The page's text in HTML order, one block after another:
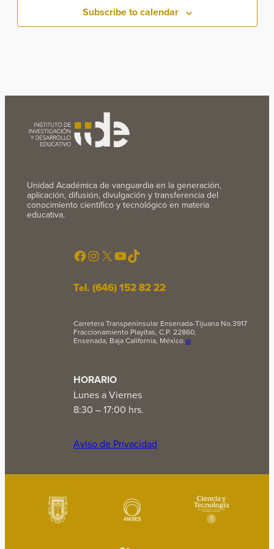
Subscribe to calendar
Unidad Académica de vanguardia en la generación,
aplicación, difusión, divulgación y transferencia del
conocimiento científico y tecnológico en materia
educativa.
Facebook Instagram X YouTube TikTok
Tel. (646) 152 82 22
Carretera Transpeninsular Ensenada-Tijuana No.3917
Fraccionamiento Playitas, C.P. 22860,
Ensenada, Baja California, México.ai
HORARIO
Lunes a Viernes
8:30 – 17:00 hrs.
Aviso de Privacidad